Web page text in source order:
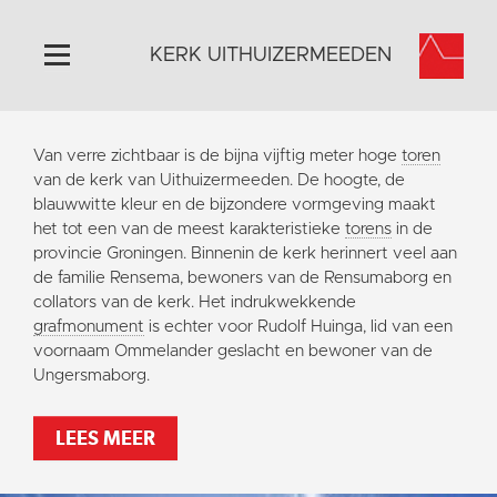
Home
Algemeen
Historie
Omgeving
Activiteiten
Doneer
Contact
KERK UITHUIZERMEEDEN
Van verre zichtbaar is de bijna vijftig meter hoge toren
van de kerk van Uithuizermeeden. De hoogte, de
blauwwitte kleur en de bijzondere vormgeving maakt
het tot een van de meest karakteristieke torens in de
provincie Groningen. Binnenin de kerk herinnert veel aan
de familie Rensema, bewoners van de Rensumaborg en
collators van de kerk. Het indrukwekkende
grafmonument is echter voor Rudolf Huinga, lid van een
voornaam Ommelander geslacht en bewoner van de
Ungersmaborg.
LEES MEER